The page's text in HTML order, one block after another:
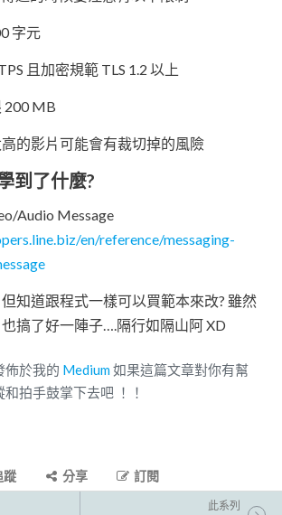
字元
且加密規範 TLS 1.2 以上
200 MB
的影片可能會有裁切掉的風險
到了什麼?
Audio Message
en/reference/messaging-
知道跟程式一樣可以買範本來改? 雖然
搞了好一陣子….隔行如隔山阿 XD
佈於我的 Medium如果這篇文章對你有幫
拍手鼓掌下去吧 ！！
蹤 分享 訂閱
此系列